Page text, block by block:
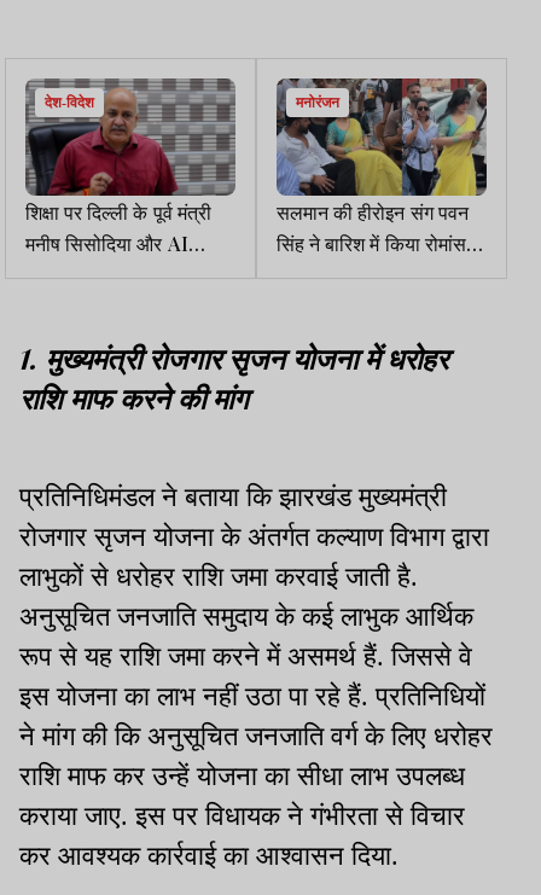
देश-विदेश
शिक्षा पर दिल्ली के पूर्व मंत्री
मनीष सिसोदिया और AI
Grok के बीच दिलचस्प चर्चा
मनोरंजन
सलमान की हीरोइन संग पवन
सिंह ने बारिश में किया रोमांस,
वीडियो वायरल
1. मुख्यमंत्री रोजगार सृजन योजना में धरोहर
राशि माफ करने की मांग
प्रतिनिधिमंडल ने बताया कि झारखंड मुख्यमंत्री
रोजगार सृजन योजना के अंतर्गत कल्याण विभाग द्वारा
लाभुकों से धरोहर राशि जमा करवाई जाती है.
अनुसूचित जनजाति समुदाय के कई लाभुक आर्थिक
रूप से यह राशि जमा करने में असमर्थ हैं. जिससे वे
इस योजना का लाभ नहीं उठा पा रहे हैं. प्रतिनिधियों
ने मांग की कि अनुसूचित जनजाति वर्ग के लिए धरोहर
राशि माफ कर उन्हें योजना का सीधा लाभ उपलब्ध
कराया जाए. इस पर विधायक ने गंभीरता से विचार
कर आवश्यक कार्रवाई का आश्वासन दिया.